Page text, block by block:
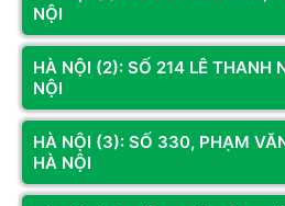
Lệnh DEL
Đây là lệnh giúp bạn tìm kiếm và xóa
máy tính Windows.
Dòng lệnh:DEL [/p][/f][/s][/q][/
Trong đó:
NỘI
HÀ NỘI (2): SỐ 214 LÊ THANH
NỘI
HÀ NỘI (3): SỐ 330, PHẠM
HÀ NỘI